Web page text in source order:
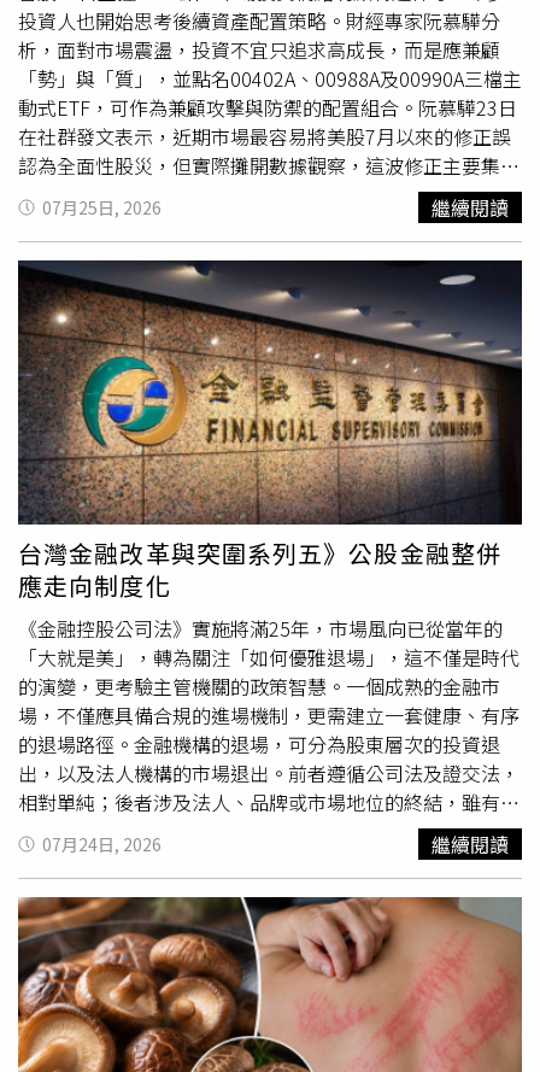
乾」，臉上看起來油亮，摸起來卻粗糙，洗完臉又乾又繃，
甚至脫皮、刺癢。莊可鈞表示，熬夜最容易耗傷「陰液」，
陰液不足時，皮膚失去滋潤，就容易出現乾燥、脫皮、緊繃
感；但身體又可能因虛火上升，反而分泌更多油脂，形成外
油內乾的狀態。中醫子午流注理論認為，晚上11點至凌晨1
點是膽經運行時間，凌晨1點至3點則是肝經運行時間；如果
這段時間仍未入睡，肝膽修復功能容易受到影響，因此夏季
想穩定膚況，最理想的作息是盡量在晚上11點前入睡。莊可
鈞提醒，很多人花大錢做醫美、買保養品，卻每天熬夜，效
果往往有限；如果內在修復時間不足，皮膚自然難以維持穩
定。建議先調整睡眠與作息，讓肝血陰液得到充分休養，再
搭配日常飲食與生活習慣改善，才能真正提升肌膚抵抗力與
穩定度，讓膚質逐漸回到健康平衡的狀態。夏天一直喝水，
為什麼皮膚還是乾？夏季高溫流汗多，許多人拼命喝水，但
仍然覺得嘴巴乾、皮膚乾、容易脫皮。莊可鈞指出，中醫所
說的「補水」，不只是把水喝進去，更重要的是，身體能不
能有效利用與留住水分。中醫所謂「津液」，指的是能真正
滋養身體的體液；若脾胃功能失調，即使喝很多水，也可能
很快就透過流汗或頻尿排掉，未必能真正滋養皮膚。因此，
真正有效的補水，關鍵在於脾胃功能正常、氣血循環順暢，
若長期飲食寒涼、脾胃虛弱，水分代謝能力變差，喝再多水
也可能無法改善乾燥，反而容易水腫、疲倦、身體沉重。莊
可鈞建議，夏天補水不宜一味喝冰水，冰水容易損傷脾胃陽
氣，很多人夏天大量喝冰飲，短時間覺得清涼，長期卻更容
易疲倦、代謝變差，正確的做法是以常溫水為主，也可適度
補充養陰生津的食材，例如：白木耳、百合、山藥、蓮子
等，有助滋陰潤燥。此外，莊可鈞提醒，高鹽、重辣、燒
烤、油炸等飲食，也容易耗傷津液，使皮膚更加乾燥、發
炎；長時間待在冷氣房，也會加速皮膚水分蒸散，建議可適
度增加室內濕度，並避免長時間讓冷氣直吹臉部。汗流越多
越好？適度才有益循環從中醫觀點來看，適度流汗確實有助
促進氣血循環、改善代謝，也能幫助體內濕氣與暑熱排出。
因此，很多人在規律運動後，會感覺氣色變好、膚況穩定、
痘痘減少。不過，中醫也強調「汗為心之液」，汗液並不只
是水分，而是與人體的氣血津液密切相關。若夏天大量爆
汗、過度運動，反而可能「耗氣傷津」，導致疲倦、皮膚乾
燥、泛紅敏感，甚至讓膚況變差。莊可鈞表示，肌膚狀態與
唯宇主任表示，「三伏貼」便是中醫把握夏季旺盛的陽氣，
以辛溫中藥貼敷於特定穴位來調整體質，有助於改善過敏性
鼻炎、氣喘、慢性咳嗽及虛寒體質 等問題。廖唯宇主任提
醒，今年三伏貼療程至八月底止，建議有過敏性鼻炎、氣
喘、慢性咳嗽或虛寒體質等困擾的民眾，把握一年只有一次
的調理時機，及早至中醫門診評估。【延伸閱讀】「夏天貼
三伏貼」幫助改善秋冬呼吸道問題？醫解析適應症與禁忌天
熱別只喝手搖飲！營養師推消暑3寶 補水降火又少負擔
https://www.healthnews.com.tw/readnews.php?
id=69216
投資人也開始思考後續資產配置策略。財經專家阮慕驊分
析，面對市場震盪，投資不宜只追求高成長，而是應兼顧
「勢」與「質」，並點名00402A、00988A及00990A三檔主
動式ETF，可作為兼顧攻擊與防禦的配置組合。阮慕驊23日
在社群發文表示，近期市場最容易將美股7月以來的修正誤
認為全面性股災，但實際攤開數據觀察，這波修正主要集中
在半導體及記憶體族群，並非整體市場同步崩跌。他指出，
費城半導體指數自今年高點回落23.6%，已跌入熊市，但同
期標普500指數僅修正2.6%，那斯達克綜合指數也僅下跌
7.1%，顯示不同類股表現存在明顯差異。他進一步說明，
市場上漲時，資金通常偏好具有題材性與高成長動能的標
的，因此今年上半年AI硬體與記憶體族群成為市場焦點。以
亞洲半導體供應鏈及記憶體為主要布局方向的00988A及
00990A，也受惠市場資金追捧，一度繳出亮眼績效，並於6
月下旬創下新高。不過，阮慕驊指出，「勢」雖然能在多頭
行情中帶來更高報酬，但市場反轉時波動也相對劇烈。7月
以來，00988A自高點回檔32%，00990A也下跌29.4%，主
因兩檔ETF前十大持股高度重疊，同樣重押美光、鎧俠、威
騰及三星電機等記憶體與設備股，分散效果有限，因此修正
幅度甚至高於費城半導體指數。相較之下，他認為真正具備
「質」的企業，在市場震盪期間更能展現抗跌能力。以美國
科技七巨頭為例，同一波修正中，蘋果逆勢上漲5.9%，
Meta漲幅達8.1%，使MAG7指數跌幅控制在3.3%。他認
為，七巨頭具備穩定自由現金流、良好財務體質、深厚競爭
優勢及定價能力，因此在市場避險情緒升溫時，更容易吸引
資金流入。阮慕驊表示，00402A主要布局美國大型科技
股，前十大持股包含輝達、蘋果、亞馬遜、微軟及Alphabet
等5檔科技七巨頭，MAG7權重超過31%，記憶體相關持股
比重相對較低，因此本波修正僅回檔7.1%，跌幅約為
00988A及00990A的四分之一，也展現大型權值股的防禦特
性。他建議，投資人可採取「核心加衛星」配置方式，以
00402A作為核心持股，發揮穩定、抗跌的功能，再搭配
00988A及00990A作為衛星部位，把握AI硬體及記憶體族群
反彈機會，並依個人風險承受能力調整配置比例。阮慕驊最
後指出，「勢」能帶動投資報酬向上，「質」則有助於穿越
市場修正，真正穩健的投資策略並非二選一，而是讓兩者互
相搭配，在不同市場環境下各自發揮作用。
07月25日, 2026 繼續閱讀
台灣金融改革與突圍系列五》公股金融整併
應走向制度化
《金融控股公司法》實施將滿25年，市場風向已從當年的
「大就是美」，轉為關注「如何優雅退場」，這不僅是時代
的演變，更考驗主管機關的政策智慧。一個成熟的金融市
場，不僅應具備合規的進場機制，更需建立一套健康、有序
的退場路徑。金融機構的退場，可分為股東層次的投資退
出，以及法人機構的市場退出。前者遵循公司法及證交法，
相對單純；後者涉及法人、品牌或市場地位的終結，雖有
《金控法》為本，但回顧台灣近代金融發展史，退場議題卻
常與「污名」掛鉤。回顧台灣近代金融發展，1990年代的
野蠻生長與市場失序，經由金融機構合併法、銀行法修正及
金融六法，以概括承受、標售或合併退出市場，大刀整理經
營不善基層金融機構，卻也讓退出議題在金融市場留下污
名。2001年7月公布、同年11月1日施行的《金融控股公司
法》與2004年金管會的成立，也讓活躍於市場上的金融機
構，有機會把成立金控視為取得銀行、保險、證券跨業平台
的競爭門票。惟退出議題，仍是政策面的單向作法，除了問
07月24日, 2026 繼續閱讀